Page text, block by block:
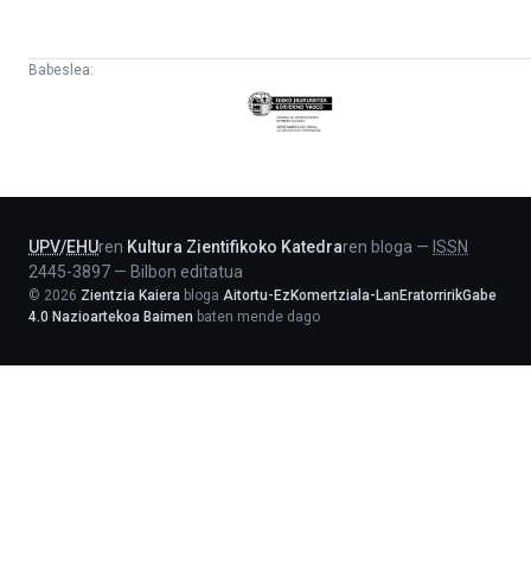
Babeslea:
Eusko
Jaurlaritza
UPV/EHUren Kultura Zientifikoko Katedraren bloga — ISSN
2445-3897 — Bilbon editatua
© 2026 Zientzia Kaiera bloga Aitortu-EzKomertziala-LanEratorririkGabe
4.0 Nazioartekoa Baimen baten mende dago